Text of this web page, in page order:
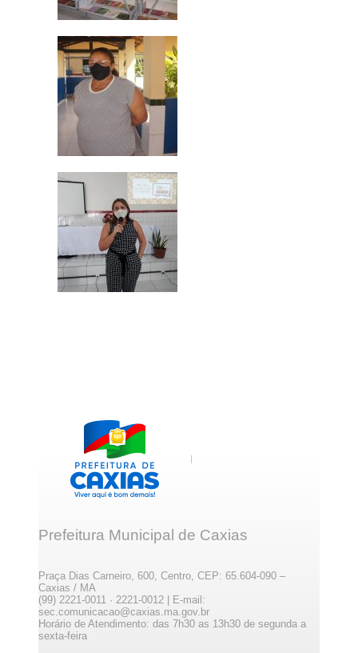
Prefeitura Municipal de Caxias
Praça Dias Carneiro, 600, Centro, CEP: 65.604-090 –
Caxias / MA
(99) 2221-0011 · 2221-0012 | E-mail:
sec.comunicacao@caxias.ma.gov.br
Horário de Atendimento: das 7h30 as 13h30 de segunda a
sexta-feira